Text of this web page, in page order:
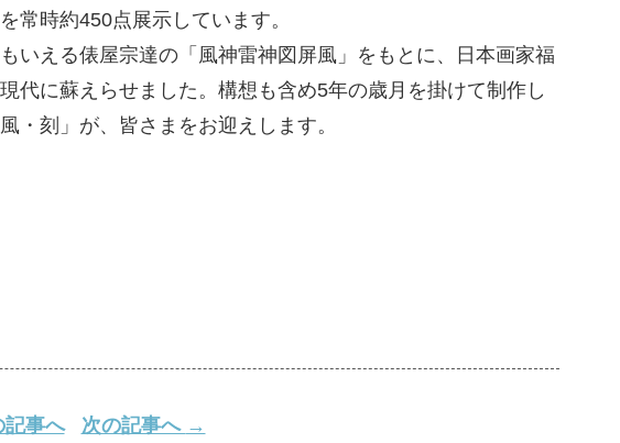
常時約450点展示しています。
いえる俵屋宗達の「風神雷神図屏風」をもとに、日本画家福
代に蘇えらせました。構想も含め5年の歳月を掛けて制作し
・刻」が、皆さまをお迎えします。
記事へ 次の記事へ →